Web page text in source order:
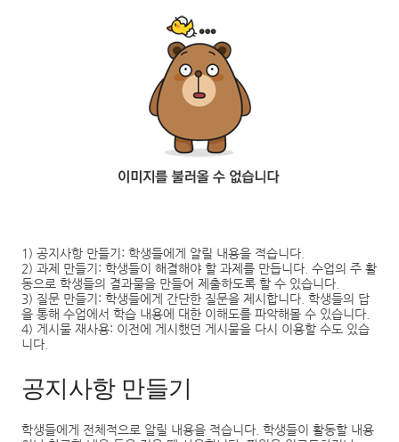
1) 공지사항 만들기 : 학생들에게 알릴 내용을 적습니다
2) 과제 만들기 : 학생들이 해결해야 할 과제를 만듭니다 수업의 주 활
동으로 학생들의 결과물을 만들어 제출하도록 할 수 있습니다
3) 질문 만들기 : 학생들에게 간단한 질문을 제시합니다 학생들의 답
을 통해 수업에서 학습 내용에 대한 이해도를 파악해볼 수 있습니다
4) 게시물 재사용: 이전에 게시했던 게시물을 다시 이용할 수도 있습
니다
공지사항 만들기
학생들에게 전체적으로 알릴 내용을 적습니다 학생들이 활동할 내용